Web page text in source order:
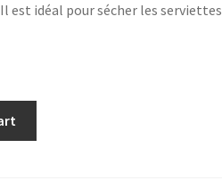
est idéal pour sécher les